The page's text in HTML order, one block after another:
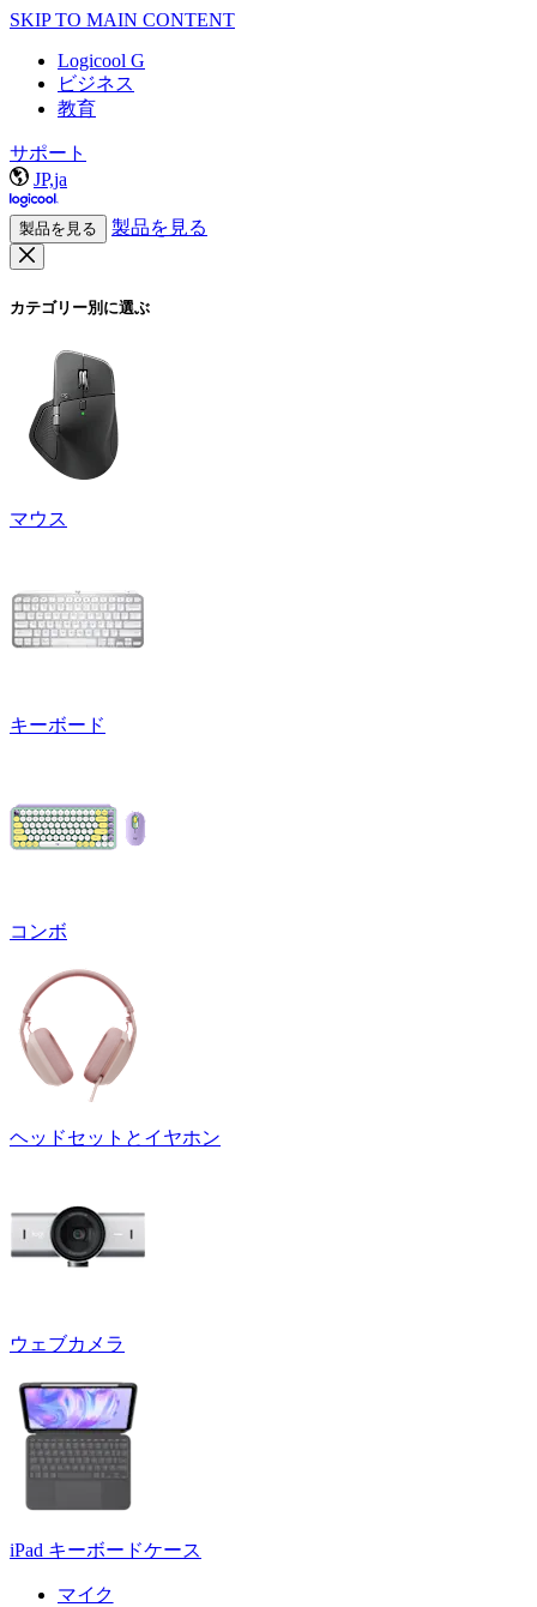
SKIP TO MAIN CONTENT
Logicool G
ビジネス
教育
サポート
JP,ja
製品を見る 製品を見る
カテゴリー別に選ぶ
マウス
キーボード
コンボ
ヘッドセットとイヤホン
ウェブカメラ
iPad キーボードケース
マイク